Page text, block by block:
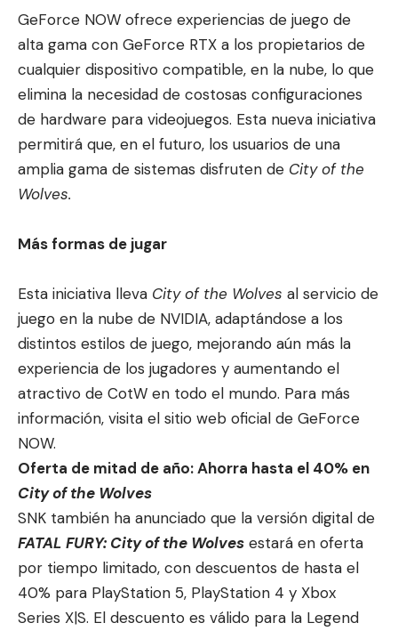
GeForce NOW ofrece experiencias de juego de
alta gama con GeForce RTX a los propietarios de
cualquier dispositivo compatible, en la nube, lo que
elimina la necesidad de costosas configuraciones
de hardware para videojuegos. Esta nueva iniciativa
permitirá que, en el futuro, los usuarios de una
amplia gama de sistemas disfruten de City of the
Wolves.
Más formas de jugar
Esta iniciativa lleva City of the Wolves al servicio de
juego en la nube de NVIDIA, adaptándose a los
distintos estilos de juego, mejorando aún más la
experiencia de los jugadores y aumentando el
atractivo de CotW en todo el mundo. Para más
información, visita el sitio web oficial de GeForce
NOW.
Oferta de mitad de año: Ahorra hasta el 40% en
City of the Wolves
SNK también ha anunciado que la versión digital de
FATAL FURY: City of the Wolves estará en oferta
por tiempo limitado, con descuentos de hasta el
40% para PlayStation 5, PlayStation 4 y Xbox
Series X|S. El descuento es válido para la Legend